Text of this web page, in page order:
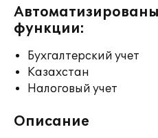
функции:
Бухгалтерский учет
Казахстан
Налоговый учет
Описание